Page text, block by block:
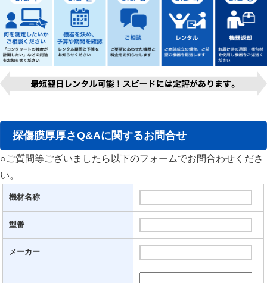
探傷膜厚厚さQ&Aに関するお問合せ
○ご質問等ございましたら以下のフォームでお問合わせくださ
い。
機材名称
型番
メーカー